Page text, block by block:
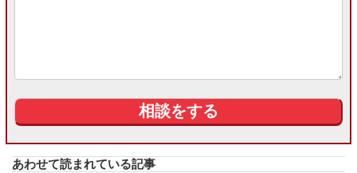
あわせて読まれている記事